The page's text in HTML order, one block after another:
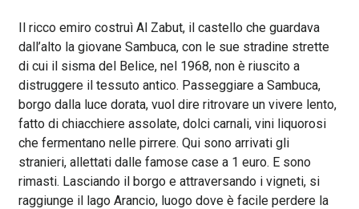
Il ricco emiro costruì Al Zabut, il castello che guardava
dall’alto la giovane Sambuca, con le sue stradine strette
di cui il sisma del Belice, nel 1968, non è riuscito a
distruggere il tessuto antico. Passeggiare a Sambuca,
borgo dalla luce dorata, vuol dire ritrovare un vivere lento,
fatto di chiacchiere assolate, dolci carnali, vini liquorosi
che fermentano nelle pirrere. Qui sono arrivati gli
stranieri, allettati dalle famose case a 1 euro. E sono
rimasti. Lasciando il borgo e attraversando i vigneti, si
raggiunge il lago Arancio, luogo dove è facile perdere la